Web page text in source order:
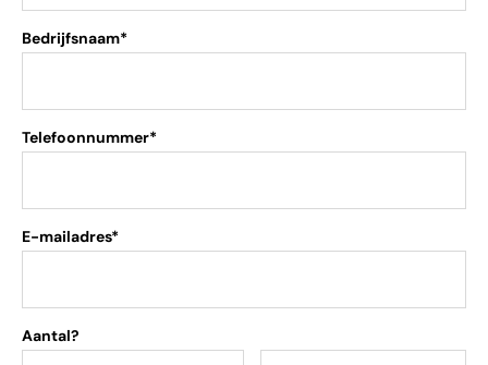
Bedrijfsnaam*
Telefoonnummer*
E-mailadres*
Aantal?